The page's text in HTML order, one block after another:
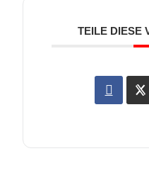
TEILE DIESE